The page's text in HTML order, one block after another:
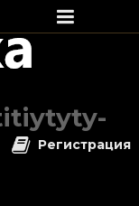
Регистрация